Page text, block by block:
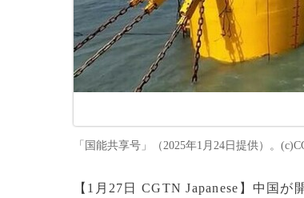
「国能共享号」（2025年1月24日提供）。
【1月27日 CGTN Japanese】中国